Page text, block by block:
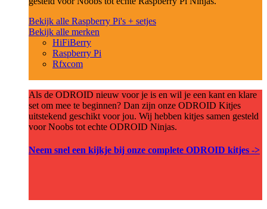
Bekijk alle Raspberry Pi's + setjes
Bekijk alle merken
HiFiBerry
Raspberry Pi
Rfxcom
Als de ODROID nieuw voor je is en wil je een kant en klare
set om mee te beginnen? Dan zijn onze ODROID Kitjes
uitstekend geschikt voor jou. Wij hebben kitjes samen gesteld
voor Noobs tot echte ODROID Ninjas.
Neem snel een kijkje bij onze complete ODROID kitjes ->